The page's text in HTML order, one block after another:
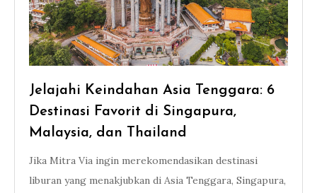
Jelajahi Keindahan Asia Tenggara: 6
Destinasi Favorit di Singapura,
Malaysia, dan Thailand
Jika Mitra Via ingin merekomendasikan destinasi
liburan yang menakjubkan di Asia Tenggara, Singapura,